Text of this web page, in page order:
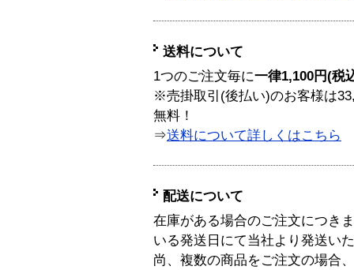
送料について
1つのご注文毎に一律1,100円(税
※売掛取引(後払い)のお客様は
無料！
⇒送料について詳しくはこちら
配送について
在庫がある場合のご注文につき
いる発送日にて当社より発送い
尚、複数の商品をご注文の場合